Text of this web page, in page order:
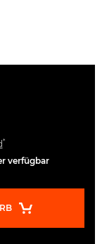
*
verfügbar